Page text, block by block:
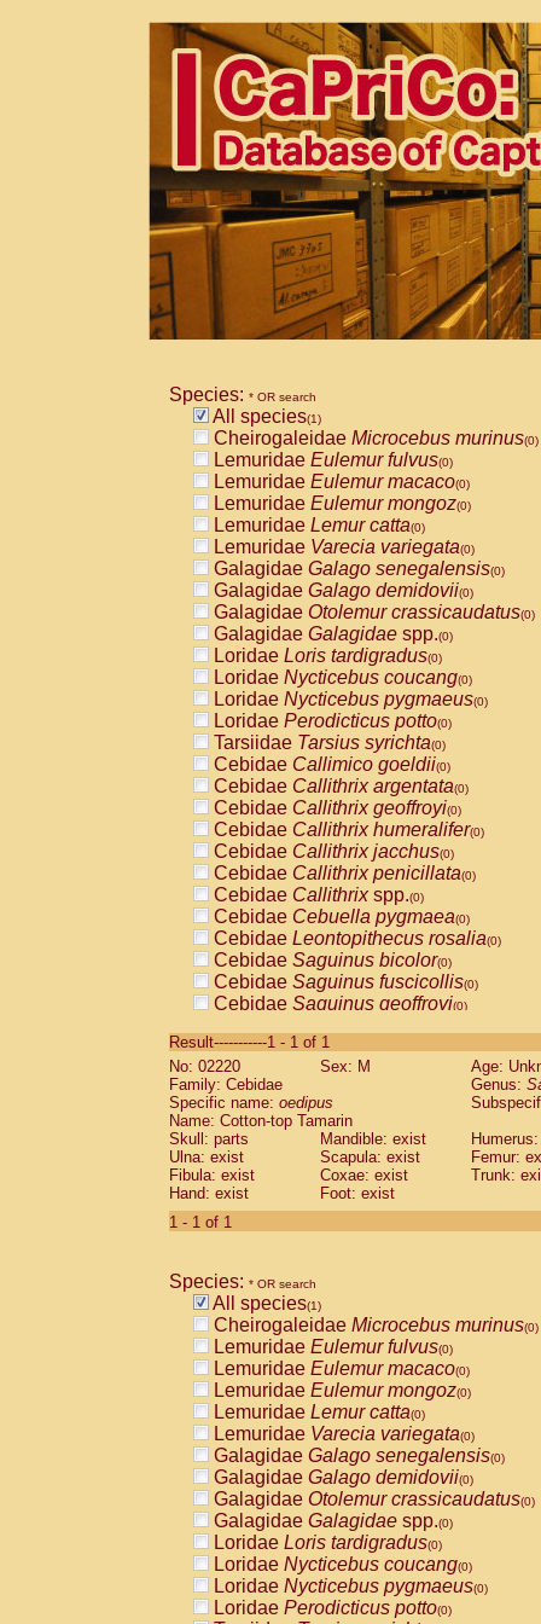
Species: * OR search
All species(1)
Cheirogaleidae Microcebus murinus(0)
Lemuridae Eulemur fulvus(0)
Lemuridae Eulemur macaco(0)
Lemuridae Eulemur mongoz(0)
Lemuridae Lemur catta(0)
Lemuridae Varecia variegata(0)
Galagidae Galago senegalensis(0)
Galagidae Galago demidovii(0)
Galagidae Otolemur crassicaudatus(0)
Galagidae Galagidae spp.(0)
Loridae Loris tardigradus(0)
Loridae Nycticebus coucang(0)
Loridae Nycticebus pygmaeus(0)
Loridae Perodicticus potto(0)
Tarsiidae Tarsius syrichta(0)
Cebidae Callimico goeldii(0)
Cebidae Callithrix argentata(0)
Cebidae Callithrix geoffroyi(0)
Cebidae Callithrix humeralifer(0)
Cebidae Callithrix jacchus(0)
Cebidae Callithrix penicillata(0)
Cebidae Callithrixspp.(0)
Cebidae Cebuella pygmaea(0)
Cebidae Leontopithecus rosalia(0)
Cebidae Saguinus bicolor(0)
Cebidae Saguinus fuscicollis(0)
Cebidae Saguinus geoffroyi(0)
CebidaeSaguinus labiatus(0)
Cebidae Saguinus leucopus (0)
Cebidae
CebidaeSaguinus mystax
Cebidae Saguinus nigricollis (0)
Cebidae Saguinus oedipus
Cebidae Saguinus weddelli
Cebidae Saguinusspp.
Cebidae
CebidaeCebus capucinus
CebidaeCebus nigrivittatus
CebidaeCebus spp.(0)
CebidaeSaimiri boliviensis(0)
CebidaeSaimiri sciureus(0)
AtelidaeAlouatta caraya(0)
AtelidaeAlouatta fusca(0)
AtelidaeAlouatta seniculus(0)
AtelidaeAlouattaspp.(0)
AtelidaeAteles belzebuth(0)
AtelidaeAteles geoffroyi(0)
AtelidaeAteles paniscus(0)
AtelidaeAtelesspp.(0)
AtelidaeLagothrix lagothricha(0)
AtelidaeLagothrix lagothricha cana
PitheciidaeCacajao calvus
Result-----------1 - 1 of 1
No: 02220
Sex: M
Age:
Family: Cebidae
Genus:
Specific name: oedipus
Name: Cotton-top Tamarin
Skull: parts
Mandible: exist
Ulna: exist
Scapula: exist
Femur:
Fibula: exist
Coxae: exist
Trunk:
Hand: exist
Foot: exist
1 - 1 of 1
Species: * OR search
All species(1)
Cheirogaleidae Microcebus murinus(0)
Lemuridae Eulemur fulvus(0)
Lemuridae Eulemur macaco(0)
Lemuridae Eulemur mongoz(0)
Lemuridae Lemur catta(0)
Lemuridae Varecia variegata(0)
Galagidae Galago senegalensis(0)
Galagidae Galago demidovii(0)
Galagidae Otolemur crassicaudatus(0)
Galagidae Galagidae spp.(0)
Loridae Loris tardigradus(0)
Loridae Nycticebus coucang(0)
Loridae Nycticebus pygmaeus(0)
Loridae Perodicticus potto(0)